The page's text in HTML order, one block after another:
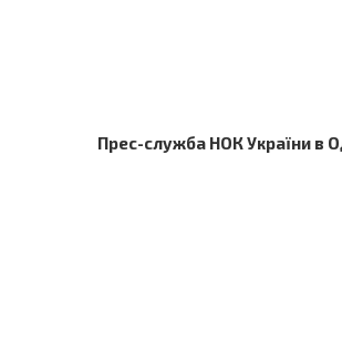
Прес-служба НОК України в